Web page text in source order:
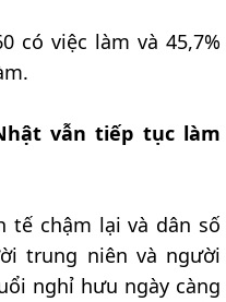
có việc làm và 45,7%
vẫn tiếp tục làm
tế chậm lại và dân số
trung niên và người
nghỉ hưu ngày càng